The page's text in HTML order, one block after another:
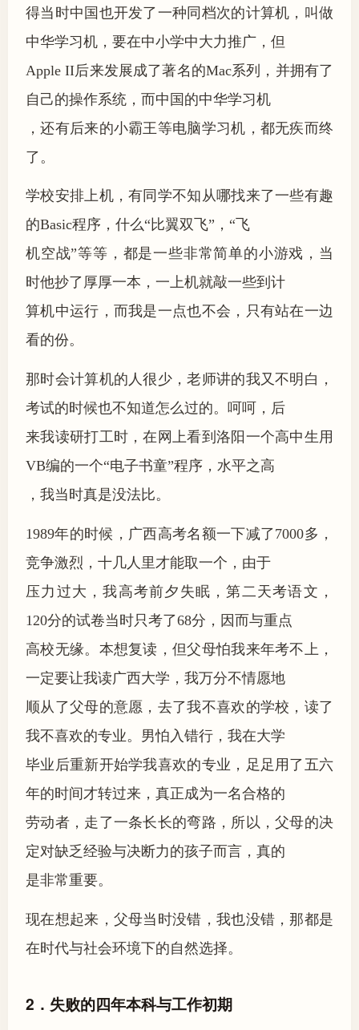
得当时中国也开发了一种同档次的计算机，叫做
中华学习机，要在中小学中大力推广，但
Apple II后来发展成了著名的Mac系列，并拥有了
自己的操作系统，而中国的中华学习机
，还有后来的小霸王等电脑学习机，都无疾而终
了。
学校安排上机，有同学不知从哪找来了一些有趣
的Basic程序，什么“比翼双飞”，“飞
机空战”等等，都是一些非常简单的小游戏，当
时他抄了厚厚一本，一上机就敲一些到计
算机中运行，而我是一点也不会，只有站在一边
看的份。
那时会计算机的人很少，老师讲的我又不明白，
考试的时候也不知道怎么过的。呵呵，后
来我读研打工时，在网上看到洛阳一个高中生用
VB编的一个“电子书童”程序，水平之高
，我当时真是没法比。
1989年的时候，广西高考名额一下减了7000多，
竞争激烈，十几人里才能取一个，由于
压力过大，我高考前夕失眠，第二天考语文，
120分的试卷当时只考了68分，因而与重点
高校无缘。本想复读，但父母怕我来年考不上，
一定要让我读广西大学，我万分不情愿地
顺从了父母的意愿，去了我不喜欢的学校，读了
我不喜欢的专业。男怕入错行，我在大学
毕业后重新开始学我喜欢的专业，足足用了五六
年的时间才转过来，真正成为一名合格的
劳动者，走了一条长长的弯路，所以，父母的决
定对缺乏经验与决断力的孩子而言，真的
是非常重要。
现在想起来，父母当时没错，我也没错，那都是
在时代与社会环境下的自然选择。
2．失败的四年本科与工作初期